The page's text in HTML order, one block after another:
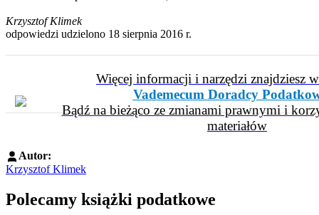
Krzysztof Klimek
odpowiedzi udzielono 18 sierpnia 2016 r.
Więcej informacji i narzędzi znajdziesz
Vademecum Doradcy
Bądź na bieżąco ze zmianami prawnymi i
materiałów
Autor:
Krzysztof Klimek
Polecamy książki podatkowe